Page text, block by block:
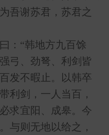
吾谢苏君，苏君之
“韩地方九百馀
弓、劲弩、利剑皆
发不暇止。以韩卒
利剑，一人当百，
求宜阳、成皋。今
与则无地以给之，